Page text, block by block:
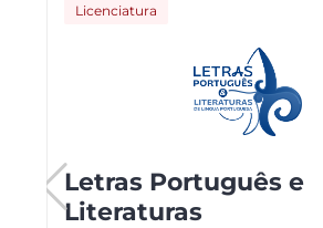
Licenciatura
Letras Português e
Literaturas